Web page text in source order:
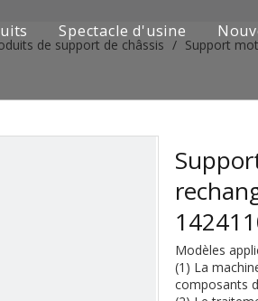
camions SAIC-lveco Hongyan
Spectacle d'usine
de support de châssis / Support
Modèles
(1) La
composants